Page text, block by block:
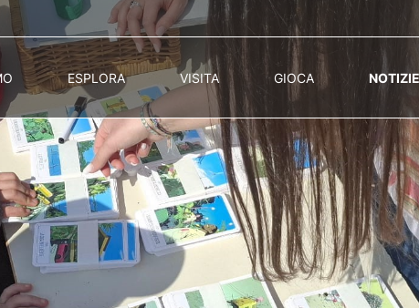
ESPLORA VISITA GIOCA NOTIZIE